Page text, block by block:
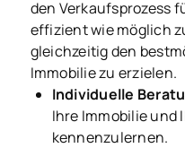
den Verkaufsprozess
effizient wie möglich
gleichzeitig den
Immobilie zu erzielen.
Individuelle
Ihre Immobilie und
kennenzulernen.